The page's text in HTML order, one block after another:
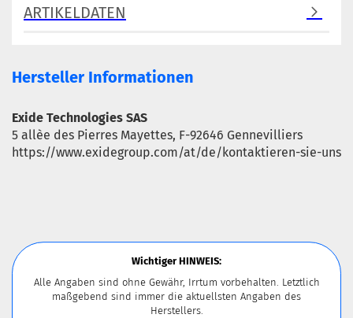
ARTIKELDATEN
Hersteller Informationen
Exide Technologies SAS
5 allèe des Pierres Mayettes, F-92646 Gennevilliers
https://www.exidegroup.com/at/de/kontaktieren-sie-uns
Wichtiger HINWEIS:
Alle Angaben sind ohne Gewähr, Irrtum vorbehalten. Letztlich
maßgebend sind immer die aktuellsten Angaben des
Herstellers.